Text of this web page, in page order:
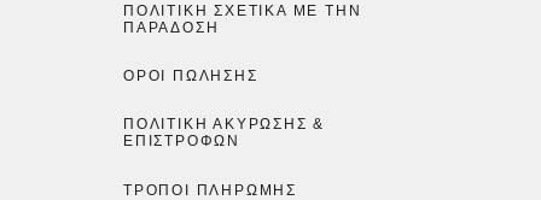
ΠΟΛΙΤΙΚΉ ΣΧΕΤΙΚΆ ΜΕ ΤΗΝ
ΠΑΡΆΔΟΣΗ
ΌΡΟΙ ΠΏΛΗΣΗΣ
ΠΟΛΙΤΙΚΉ ΑΚΎΡΩΣΗΣ &
ΕΠΙΣΤΡΟΦΏΝ
ΤΡΌΠΟΙ ΠΛΗΡΩΜΉΣ